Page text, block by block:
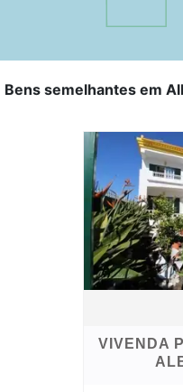
Bens semelhantes em
VIVENDA